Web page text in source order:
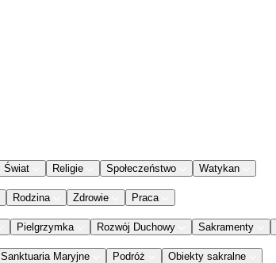
Świat Religie Społeczeństwo Watykan
Rodzina Zdrowie Praca
Pielgrzymka Rozwój Duchowy Sakramenty
Sanktuaria Maryjne Podróż Obiekty sakralne